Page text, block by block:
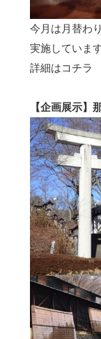
今月は月替わ
実施していま
詳細はコチ
【企画展示】